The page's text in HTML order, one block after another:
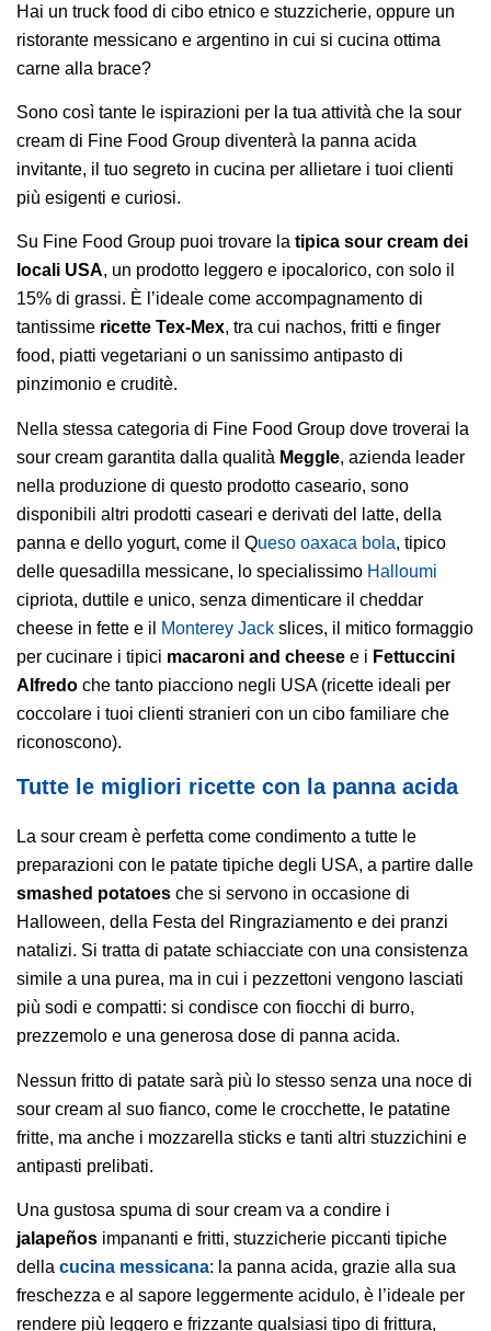
Hai un truck food di cibo etnico e stuzzicherie, oppure un
ristorante messicano e argentino in cui si cucina ottima
carne alla brace?
Sono così tante le ispirazioni per la tua attività che la sour
cream di Fine Food Group diventerà la panna acida
invitante, il tuo segreto in cucina per allietare i tuoi clienti
più esigenti e curiosi.
Su Fine Food Group puoi trovare la tipica sour cream dei
locali USA, un prodotto leggero e ipocalorico, con solo il
15% di grassi. È l’ideale come accompagnamento di
tantissime ricette Tex-Mex, tra cui nachos, fritti e finger
food, piatti vegetariani o un sanissimo antipasto di
pinzimonio e cruditè.
Nella stessa categoria di Fine Food Group dove troverai la
sour cream garantita dalla qualità Meggle, azienda leader
nella produzione di questo prodotto caseario, sono
disponibili altri prodotti caseari e derivati del latte, della
panna e dello yogurt, come il Queso oaxaca bola, tipico
delle quesadilla messicane, lo specialissimo Halloumi
cipriota, duttile e unico, senza dimenticare il cheddar
cheese in fette e il
Monterey Jack slices, il mitico formaggio
per cucinare i tipici macaroni and cheese e i Fettuccini
Alfredo che tanto piacciono negli USA (ricette ideali per
coccolare i tuoi clienti stranieri con un cibo familiare che
riconoscono).
Tutte le migliori ricette con la panna acida
La sour cream è perfetta come condimento a tutte le
preparazioni con le patate tipiche degli USA, a partire dalle
smashed potatoes che si servono in occasione di
Halloween, della Festa del Ringraziamento e dei pranzi
natalizi. Si tratta di patate schiacciate con una consistenza
simile a una purea, ma in cui i pezzettoni vengono lasciati
più sodi e compatti: si condisce con fiocchi di burro,
prezzemolo e una generosa dose di panna acida.
Nessun fritto di patate sarà più lo stesso senza una noce di
sour cream al suo fianco, come le crocchette, le patatine
fritte, ma anche i mozzarella sticks e tanti altri stuzzichini e
antipasti prelibati.
Una gustosa spuma di sour cream va a condire i
jalapeños impananti e fritti, stuzzicherie piccanti tipiche
della cucina messicana: la panna acida, grazie alla sua
freschezza e al sapore leggermente acidulo, è l’ideale per
rendere più leggero e frizzante qualsiasi tipo di frittura,